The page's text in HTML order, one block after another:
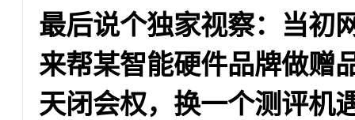
最后说个独家视察：当初
来帮某智能硬件品牌做赠
天闭会权，换一个测评机